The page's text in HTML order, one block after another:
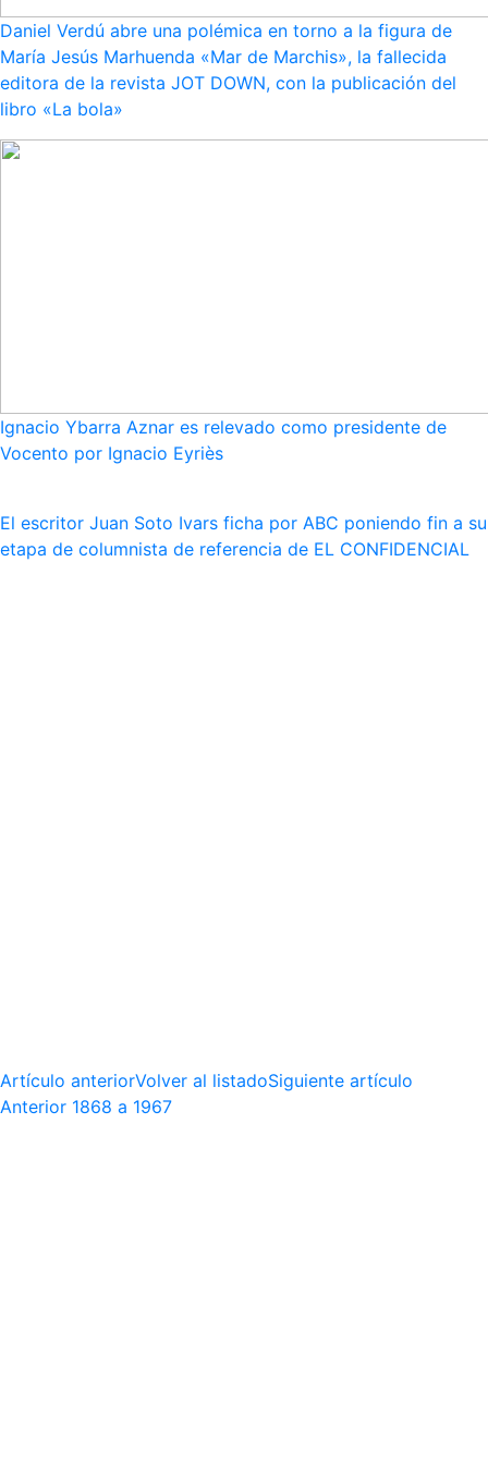
Daniel Verdú abre una polémica en torno a la figura de
María Jesús Marhuenda «Mar de Marchis», la fallecida
editora de la revista JOT DOWN, con la publicación del
libro «La bola»
Ignacio Ybarra Aznar es relevado como presidente de
Vocento por Ignacio Eyriès
El escritor Juan Soto Ivars ficha por ABC poniendo fin a su
etapa de columnista de referencia de EL CONFIDENCIAL
Artículo anteriorVolver al listadoSiguiente artículo
Anterior 1868 a 1967